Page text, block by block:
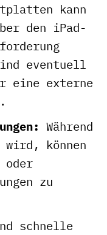
kann
den iPad-
eventuell
eine externe
Während
können
oder
zu
schnelle